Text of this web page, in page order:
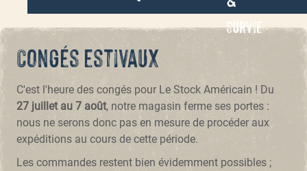
Survie
Congés estivaux
C'est l'heure des congés pour Le Stock Américain ! Du
27 juillet au 7 août, notre magasin ferme ses portes :
nous ne serons donc pas en mesure de procéder aux
expéditions au cours de cette période.
Les commandes restent bien évidemment possibles ;